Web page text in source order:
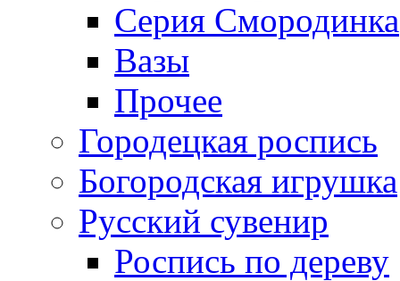
Серия Смородинка
Вазы
Прочее
Городецкая роспись
Богородская игрушка
Русский сувенир
Роспись по дереву